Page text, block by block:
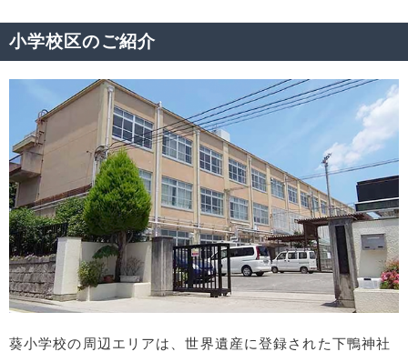
小学校区のご紹介
葵小学校の周辺エリアは、世界遺産に登録された下鴨神社